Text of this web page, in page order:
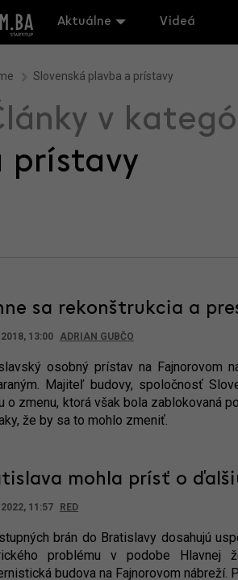
Aktuálne Videá
Slovenská plavba a prístavy
v
prístavy
sa rekonštrukcia a
13:00 ADRIAN GUBČO
osobný prístav na Fajnorovom
Majiteľ budovy, spoločnosť
o zmenu, ktorá však bola zablokovaná
že by sa to mohlo zmeniť.
mohla prísť o
11:57 RED
brán do Bratislavy dosahujú
problému v podobe Hlavnej
budova na Fajnorovom